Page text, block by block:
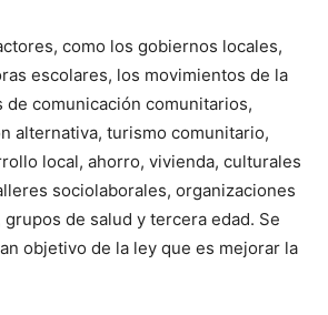
como los gobiernos locales,
escolares, los movimientos de la
de comunicación comunitarios,
alternativa, turismo comunitario,
local, ahorro, vivienda, culturales
sociolaborales, organizaciones
de salud y tercera edad. Se
objetivo de la ley que es mejorar la